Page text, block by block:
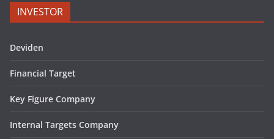
INVESTOR
Deviden
Financial Target
Key Figure Company
Internal Targets Company